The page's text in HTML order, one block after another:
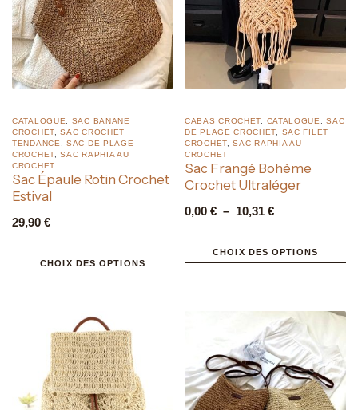
CATALOGUE
SAC BANANE
CROCHET,SAC CROCHET
TENDANCE
,SAC DE PLAGE
CROCHET,SAC RAPHIA AU
CROCHET
Sac Épaule Rotin Crochet
Estival
29,90 €
CHOIX DES OPTIONS
CABAS CROCHET CATALOGUE ,SAC
DE PLAGE CROCHET
SAC FILET
CROCHET,SAC RAPHIA AU
CROCHET
Sac Frangé Bohème
Crochet Ultraléger
0,00 € – 10,31 €
CHOIX DES OPTIONS